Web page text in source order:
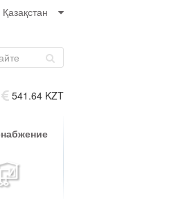
Қазақстан
541.64 KZT